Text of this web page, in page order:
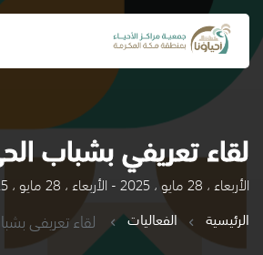
لقاء تعريفي بشباب
الأربعاء ، 28 مايو ، 2025 - الأربعاء ، 28 مايو ، 2025
الرئيسية
الفعاليات لقاء تعريفي